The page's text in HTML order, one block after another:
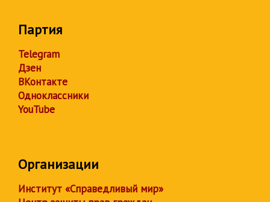
Партия
Telegram
Дзен
ВКонтакте
Одноклассники
YouTube
Организации
Институт «Справедливый мир»